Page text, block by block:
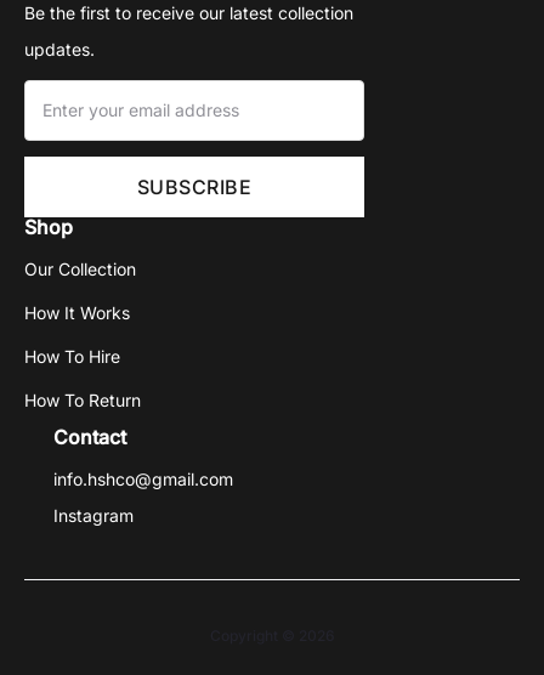
Be the first to receive our latest collection
updates.
Shop
Our Collection
How It Works
How To Hire
How To Return
Contact
info.hshco@gmail.com
Instagram